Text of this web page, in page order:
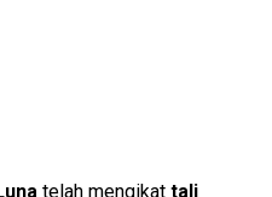
telah mengikat tali